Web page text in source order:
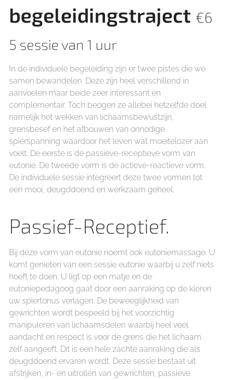
begeleidingstraject €6
5 sessie van 1 uur
In de individuele begeleiding zijn er twee pistes die we
samen bewandelen. Deze zijn heel verschillend in
aanvoelen maar beide zeer interessant en
complementair. Toch beogen ze allebei hetzelfde doel
namelijk het wekken van lichaamsbewustzijn,
grensbesef en het afbouwen van onnodige
spierspanning waardoor het leven wat moeitelozer aan
voelt. De eerste is de passieve-receptieve vorm van
eutonie. De tweede vorm is de actieve-reactieve vorm.
De individuele sessie integreert deze twee vormen tot
een mooi, deugddoend en werkzaam geheel.
Passief-Receptief.
Bij deze vorm van eutonie noemt ook eutoniemassage. U
komt genieten van een sessie eutonie waarbij u zelf niets
hoeft te doen. U ligt op een matje en de
eutoniepedagoog gaat door een aanraking op de kleren
uw spiertonus verlagen. De beweeglijkheid van
gewrichten wordt bespeeld bij het voorzichtig
manipuleren van lichaamsdelen waarbij heel veel
aandacht en respect is voor de grens die het lichaam
zelf aangeeft. Dit is een hele zachte aanraking die als
deugddoend ervaren wordt. Deze sessie bestaat uit
afstrijken, in- en uitrollen van gewrichten, passieve